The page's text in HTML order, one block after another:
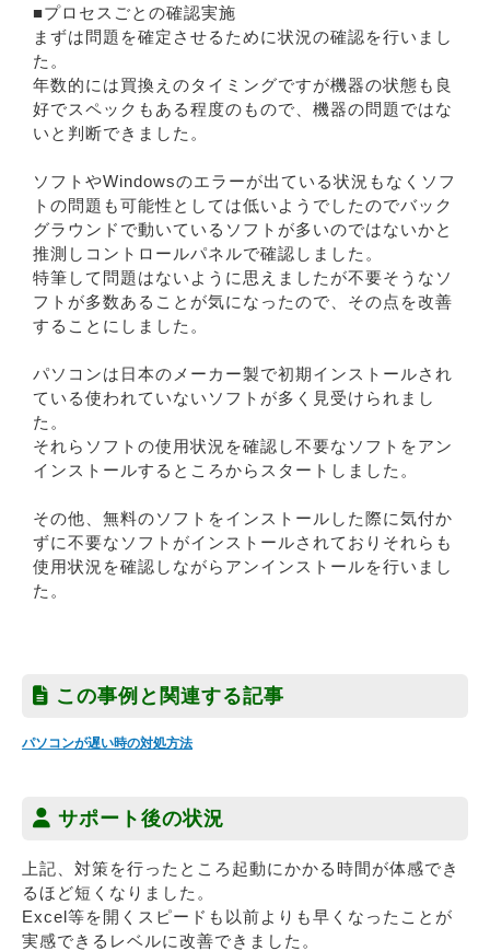
■プロセスごとの確認実施
まずは問題を確定させるために状況の確認を行いまし
た。
年数的には買換えのタイミングですが機器の状態も良
好でスペックもある程度のもので、機器の問題ではな
いと判断できました。
ソフトやWindowsのエラーが出ている状況もなくソフ
トの問題も可能性としては低いようでしたのでバック
グラウンドで動いているソフトが多いのではないかと
推測しコントロールパネルで確認しました。
特筆して問題はないように思えましたが不要そうなソ
フトが多数あることが気になったので、その点を改善
することにしました。
パソコンは日本のメーカー製で初期インストールされ
ている使われていないソフトが多く見受けられまし
た。
それらソフトの使用状況を確認し不要なソフトをアン
インストールするところからスタートしました。
その他、無料のソフトをインストールした際に気付か
ずに不要なソフトがインストールされておりそれらも
使用状況を確認しながらアンインストールを行いまし
た。
この事例と関連する記事
パソコンが遅い時の対処方法
サポート後の状況
上記、対策を行ったところ起動にかかる時間が体感でき
るほど短くなりました。
Excel等を開くスピードも以前よりも早くなったことが
実感できるレベルに改善できました。